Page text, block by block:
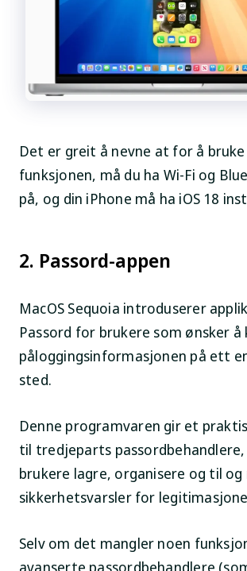
Det er greit å nevne at for å
funksjonen, må du ha Wi-Fi og
på, og din iPhone må ha iOS 18
2. Passord-appen
MacOS Sequoia introduserer
Passord for brukere som ønsker å
påloggingsinformasjonen på ett
sted.
Denne programvaren gir et
til tredjeparts
brukere lagre, organisere og til
sikkerhetsvarsler for
Selv om det mangler noen
avanserte passordbehandlere